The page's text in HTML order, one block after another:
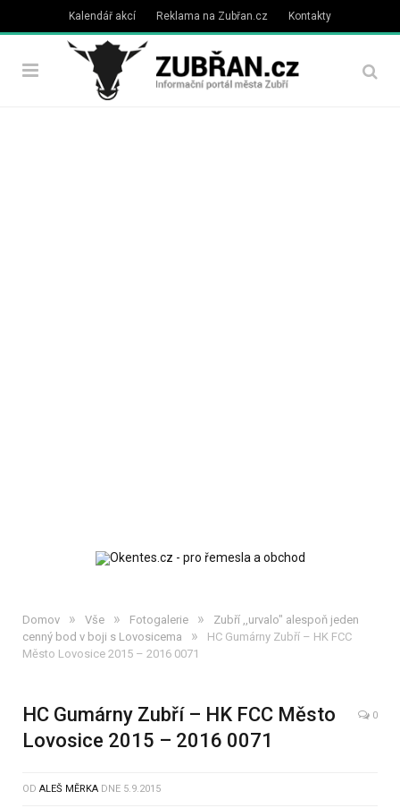
Kalendář akcí Reklama na Zubřan.cz Kontakty
Domov » Vše » Fotogalerie »
Zubří ,,urvalo" alespoň jeden
cenný bod v boji s Lovosicema
»
HC Gumárny Zubří – HK FCC
Město Lovosice 2015 – 2016 0071
HC Gumárny Zubří – HK FCC Město
Lovosice 2015 – 2016 0071
0
OD ALEŠ MĚRKA DNE 5.9.2015